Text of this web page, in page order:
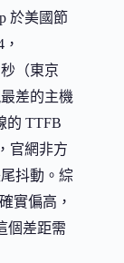
於美國節
（東京
差的主機
的 TTFB
官網非方
抖動。綜
實偏高，
個差距需